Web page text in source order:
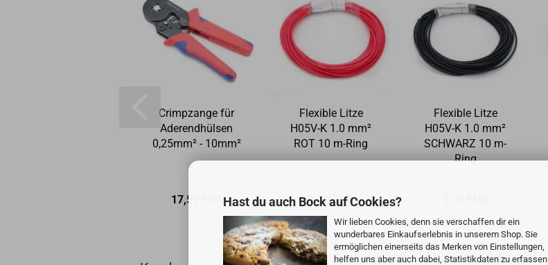
Hast du auch Bock auf Cookies?
Wir lieben Cookies, denn sie verschaffen dir ein
wunderbares Einkaufserlebnis in unserem Shop. Sie
ermöglichen einerseits das Merken von Einstellungen,
helfen uns aber auch dabei, Statistikdaten zu erfassen
Crimp­zan­ge für
Ader­end­hül­sen
0,25mm² - 10mm²
17,50 EUR
Fle­xi­ble Litze
H05V-​K 1.0 mm²
ROT 10 m-​Ring
3,79 EUR
Fle­xi­ble Litze
H05V-​K 1.0 mm²
SCHWARZ 10 m-​
Ring